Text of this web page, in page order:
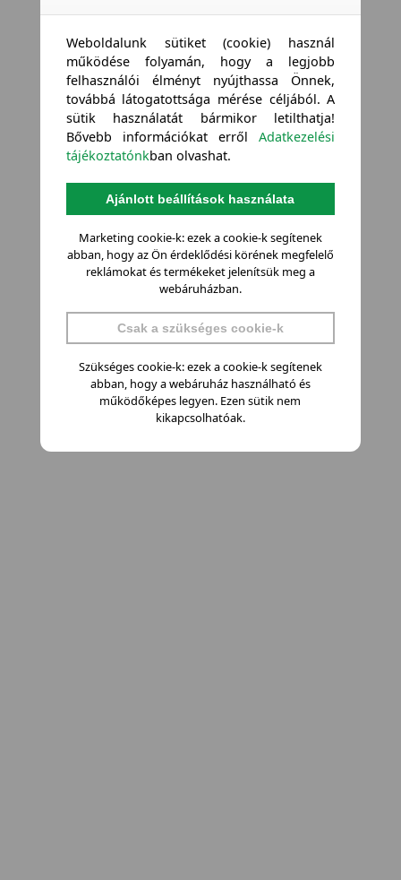
Weboldalunk sütiket (cookie) használ
működése folyamán, hogy a legjobb
felhasználói élményt nyújthassa Önnek,
továbbá látogatottsága mérése céljából. A
sütik használatát bármikor letilthatja!
Bővebb információkat errőlAdatkezelési
tájékoztatónkban olvashat.
Ajánlott beállítások használata
Marketing cookie-k: ezek a cookie-k segítenek
abban, hogy az Ön érdeklődési körének megfelelő
reklámokat és termékeket jelenítsük meg a
webáruházban.
Csak a szükséges cookie-k
Szükséges cookie-k: ezek a cookie-k segítenek
abban, hogy a webáruház használható és
működőképes legyen. Ezen sütik nem
kikapcsolhatóak.